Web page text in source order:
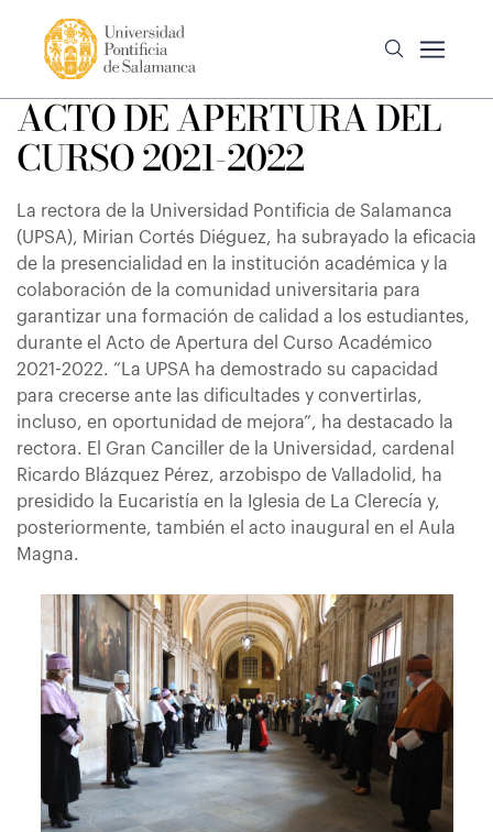
ACTO DE APERTURA DEL
CURSO 2021-2022
La rectora de la Universidad Pontificia de Salamanca
(UPSA), Mirian Cortés Diéguez, ha subrayado la eficacia
de la presencialidad en la institución académica y la
colaboración de la comunidad universitaria para
garantizar una formación de calidad a los estudiantes,
durante el Acto de Apertura del Curso Académico
2021-2022. “La UPSA ha demostrado su capacidad
para crecerse ante las dificultades y convertirlas,
incluso, en oportunidad de mejora”, ha destacado la
rectora. El Gran Canciller de la Universidad, cardenal
Ricardo Blázquez Pérez, arzobispo de Valladolid, ha
presidido la Eucaristía en la Iglesia de La Clerecía y,
posteriormente, también el acto inaugural en el Aula
Magna.